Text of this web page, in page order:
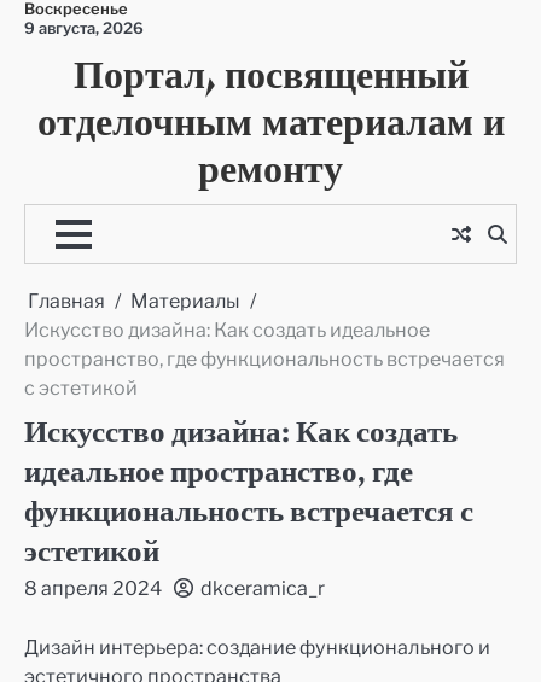
Перейти
содержимому
Воскресенье
9 августа, 2026
Портал, посвященный
отделочным материалам и
ремонту
Главная
Материалы
Искусство дизайна: Как создать идеальное
пространство, где функциональность встречается
с эстетикой
Искусство дизайна: Как создать
идеальное пространство, где
функциональность встречается с
эстетикой
8 апреля 2024 dkceramica_r
Дизайн интерьера: создание функционального и
эстетичного пространства